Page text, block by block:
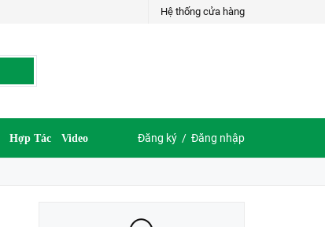
Hệ thống cửa hàng
Hợp Tác Video Đăng ký / Đăng nhập
LIÊN HỆ ĐẶT HÀNG